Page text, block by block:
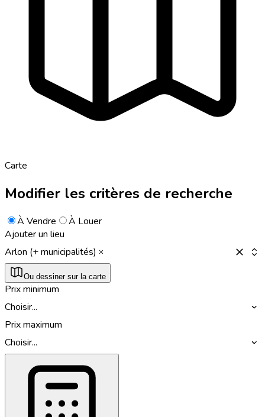
Carte
Modifier les critères de recherche
À Vendre
À Louer
Ajouter un lieu
Arlon (+ municipalités)
Ou dessiner sur la carte
Prix minimum
Choisir...
Prix maximum
Choisir...